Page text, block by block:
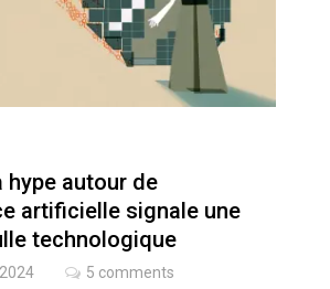
hype autour de
artificielle signale une
technologique
5 comments